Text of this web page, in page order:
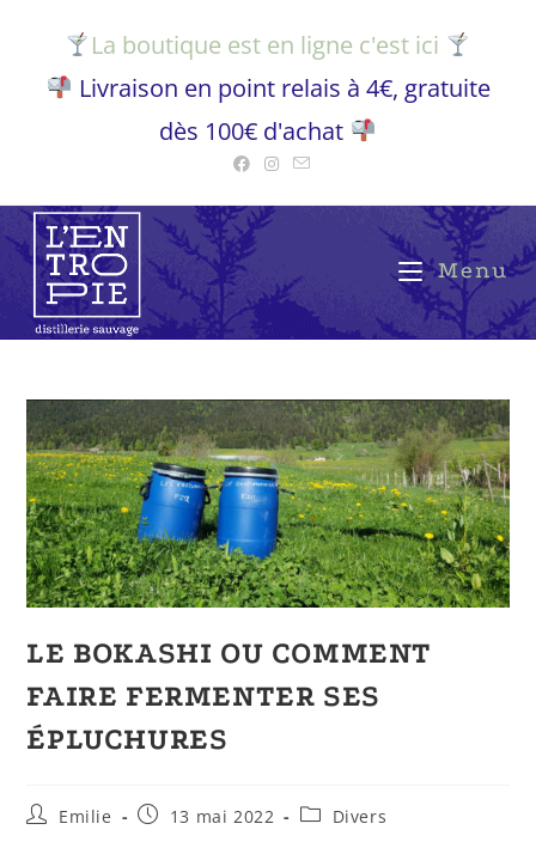
La boutique est en ligne c'est ici
Livraison en point relais à 4€, gratuite
dès 100€ d'achat
Menu
LE BOKASHI OU COMMENT
FAIRE FERMENTER SES
ÉPLUCHURES
Emilie 13 mai 2022 Divers